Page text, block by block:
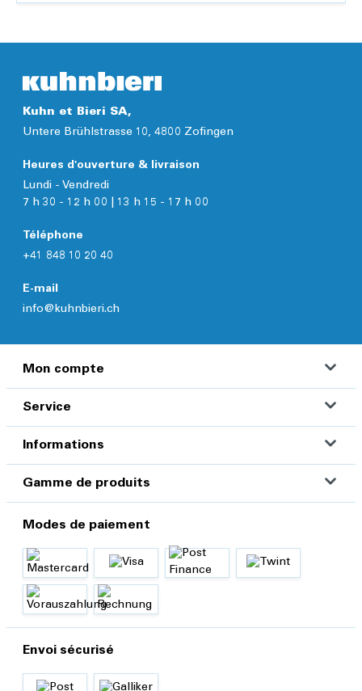
Kuhn et Bieri SA,
Untere Brühlstrasse 10, 4800 Zofingen
Heures d'ouverture & livraison
Lundi - Vendredi
7 h 30 - 12 h 00 | 13 h 15 - 17 h 00
Téléphone
+41 848 10 20 40
E-mail
info@kuhnbieri.ch
Mon compte
Service
Informations
Gamme de produits
Modes de paiement
Envoi sécurisé